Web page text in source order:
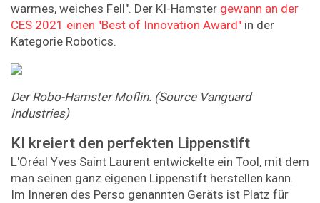
warmes, weiches Fell". Der KI-Hamster gewann an der
CES 2021 einen "Best of Innovation Award" in der
Kategorie Robotics.
Der Robo-Hamster Moflin. (Source Vanguard
Industries)
KI kreiert den perfekten Lippenstift
L'Oréal Yves Saint Laurent entwickelte ein Tool, mit dem
man seinen ganz eigenen Lippenstift herstellen kann.
Im Inneren des Perso genannten Geräts ist Platz für